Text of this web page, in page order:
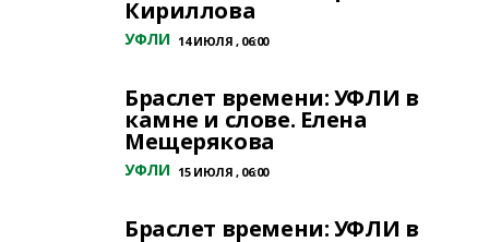
Кириллова
УФЛИ 14 ИЮЛЯ , 06:00
Браслет времени: УФЛИ в
камне и слове. Елена
Мещерякова
УФЛИ 15 ИЮЛЯ , 06:00
Браслет времени: УФЛИ в